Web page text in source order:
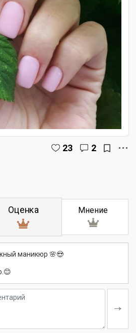
23 2
Оценка Мнение
маникюр 🌸😍